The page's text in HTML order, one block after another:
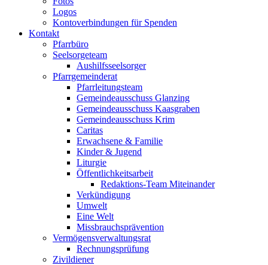
Logos
Kontoverbindungen für Spenden
Kontakt
Pfarrbüro
Seelsorgeteam
Aushilfsseelsorger
Pfarrgemeinderat
Pfarrleitungsteam
Gemeindeausschuss Glanzing
Gemeindeausschuss Kaasgraben
Gemeindeausschuss Krim
Caritas
Erwachsene & Familie
Kinder & Jugend
Liturgie
Öffentlichkeitsarbeit
Redaktions-Team Miteinander
Verkündigung
Umwelt
Eine Welt
Missbrauchsprävention
Vermögensverwaltungsrat
Rechnungsprüfung
Zivildiener